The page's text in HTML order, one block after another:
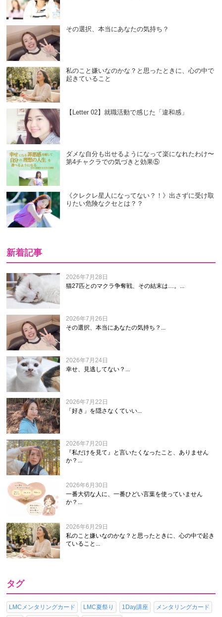
その選択、本当にあなたの気持ち？
私のこと嫌いなのかな？と思ったときに、心の中で
起きていること
【Letter 02】就職活動で感じた「違和感」
ダメな自分も出せるようになって楽になれたわけ〜
第4チャクラでの気づきと効果⑤
《クレクレ星人になってない？！》出さずに受け取
りたい危険なクセとは？？
新着記事
2026年7月28日
猫27匹とのマクラ争奪戦、その結末は…。...
2026年7月26日
その選択、本当にあなたの気持ち？...
2026年7月24日
幸せ、見逃してない？...
2026年7月22日
「好き」を隠さなくていい...
2026年7月20日
『私だけを見て』と言いたくなったこと、ありません
か？...
2026年6月30日
一番大切な人に、一番ひどい言葉を使っていません
か？...
2026年6月29日
私のこと嫌いなのかな？と思ったときに、心の中で起き
ていること...
タグ
LMCメンタリングカード LMC夏祭り 1Day講座
メンタリングカード